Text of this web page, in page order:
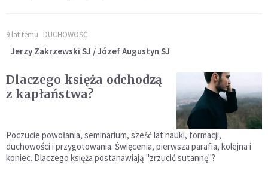
9 lat temu DUCHOWOŚĆ
Jerzy Zakrzewski SJ / Józef Augustyn SJ
Dlaczego księża odchodzą
z kapłaństwa?
Poczucie powołania, seminarium, sześć lat nauki, formacji,
duchowości i przygotowania. Święcenia, pierwsza parafia, kolejna i
koniec. Dlaczego księża postanawiają "zrzucić sutannę"?